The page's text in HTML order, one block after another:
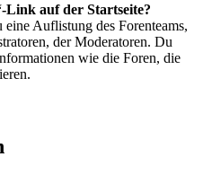
Link auf der Startseite?
Auflistung des Forenteams,
der Moderatoren. Du
wie die Foren, die